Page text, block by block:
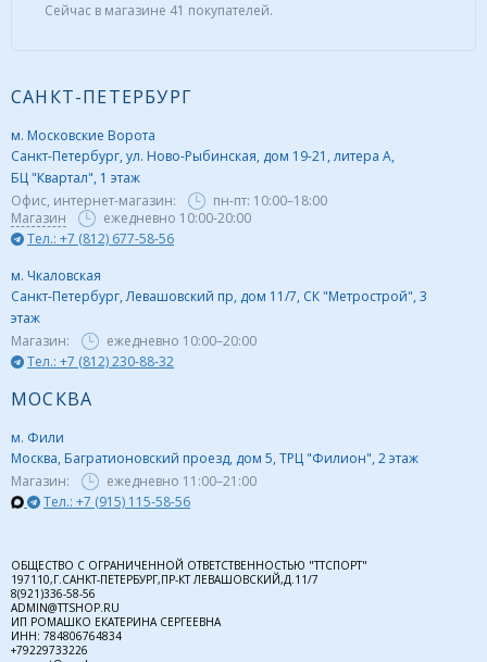
Сейчас в магазине 41 покупателей.
САНКТ-ПЕТЕРБУРГ
м. Московские Ворота
Санкт-Петербург, ул. Ново-Рыбинская, дом 19-21, литера А,
БЦ "Квартал", 1 этаж
Офис, интернет-магазин:
пн-пт: 10:00–18:00
Магазин
ежедневно 10:00-20:00
Тел.: +7 (812) 677-58-56
м. Чкаловская
Санкт-Петербург, Левашовский пр, дом 11/7, СК "Метрострой", 3
этаж
Магазин:
ежедневно 10:00–20:00
Тел.: +7 (812) 230-88-32
МОСКВА
м. Фили
Москва, Багратионовский проезд, дом 5, ТРЦ "Филион", 2 этаж
Магазин:
ежедневно 11:00–21:00
Тел.: +7 (915) 115-58-56
ОБЩЕСТВО С ОГРАНИЧЕННОЙ ОТВЕТСТВЕННОСТЬЮ "ТТСПОРТ"
197110,Г.САНКТ-ПЕТЕРБУРГ,ПР-КТ ЛЕВАШОВСКИЙ,Д.11/7
8(921)336-58-56
ADMIN@TTSHOP.RU
ИП РОМАШКО ЕКАТЕРИНА СЕРГЕЕВНА
ИНН: 784806764834
+79229733226